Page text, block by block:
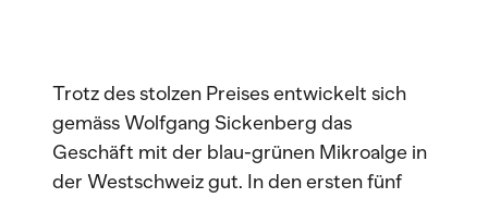
Trotz des stolzen Preises entwickelt sich
gemäss Wolfgang Sickenberg das
Geschäft mit der blau-grünen Mikroalge in
der Westschweiz gut. In den ersten fünf